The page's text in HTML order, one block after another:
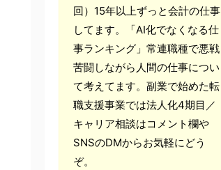
回）15年以上ずっと会計の仕事
してます。「AI化でなくなる仕
事ランキング」常連職種で悪戦
苦闘しながら人間の仕事につい
て考えてます。副業で始めた転
職支援事業では法人化4期目／
キャリア相談はコメント欄や
SNSのDMからお気軽にどう
ぞ。